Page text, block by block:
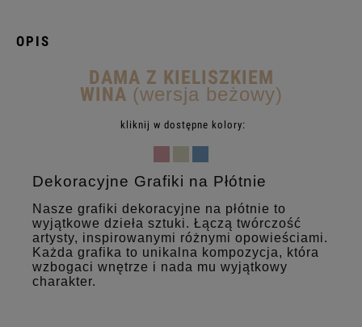
OPIS
DAMA Z KIELISZKIEM
WINA (wersja beżowy)
kliknij w dostępne kolory:
Dekoracyjne Grafiki na Płótnie
Nasze grafiki dekoracyjne na płótnie to
wyjątkowe dzieła sztuki. Łączą twórczość
artysty, inspirowanymi różnymi opowieściami.
Każda grafika to unikalna kompozycja, która
wzbogaci wnętrze i nada mu wyjątkowy
charakter.